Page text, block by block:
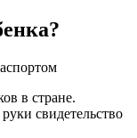
в стране.
свидетельство